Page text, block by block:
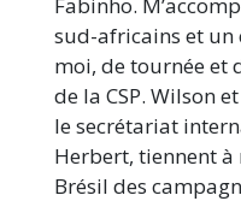
sud-africains et un
moi, de tournée et
de la CSP. Wilson
le secrétariat
Herbert, tiennent
Brésil des